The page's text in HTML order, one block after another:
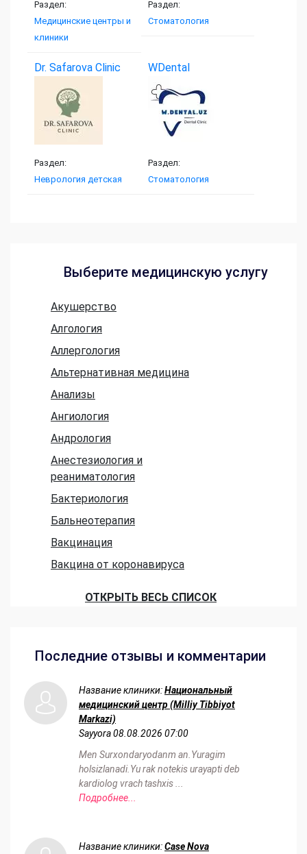
Раздел:
Медицинские центры и
клиники
Раздел:
Стоматология
Dr. Safarova Clinic
Раздел:
Неврология детская
WDental
Раздел:
Стоматология
Выберите медицинскую услугу
Акушерство
Алгология
Аллергология
Альтернативная медицина
Анализы
Ангиология
Андрология
Анестезиология и
реаниматология
Бактериология
Бальнеотерапия
Вакцинация
Вакцина от коронавируса
ОТКРЫТЬ ВЕСЬ СПИСОК
Последние отзывы и комментарии
Название клиники:Национальный
медицинский центр (Milliy Tibbiyot
Markazi)
Sayyora08.08.2026 07:00
Men Surxondaryodanm an.Yuragim
holsizlanadi.Yu rak notekis urayapti deb
kardiolog vrach tashxis ...
Подробнее...
Название клиники:Case Nova